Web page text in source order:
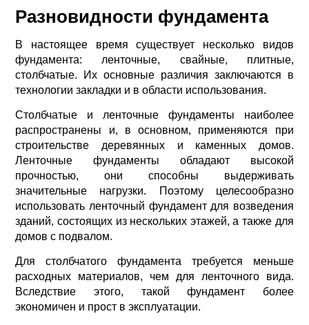
Разновидности фундамента
В настоящее время существует несколько видов
фундамента: ленточные, свайные, плитные,
столбчатые. Их основные различия заключаются в
технологии закладки и в области использования.
Столбчатые и ленточные фундаменты наиболее
распространены и, в основном, применяются при
строительстве деревянных и каменных домов.
Ленточные фундаменты обладают высокой
прочностью, они способны выдерживать
значительные нагрузки. Поэтому целесообразно
использовать ленточный фундамент для возведения
зданий, состоящих из нескольких этажей, а также для
домов с подвалом.
Для столбчатого фундамента требуется меньше
расходных материалов, чем для ленточного вида.
Вследствие этого, такой фундамент более
экономичен и прост в эксплуатации.